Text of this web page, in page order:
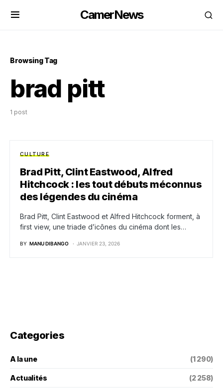
CamerNews
Browsing Tag
brad pitt
1 post
CULTURE
Brad Pitt, Clint Eastwood, Alfred
Hitchcock : les tout débuts méconnus
des légendes du cinéma
Brad Pitt, Clint Eastwood et Alfred Hitchcock forment, à
first view, une triade d’icônes du cinéma dont les…
BY MANU DIBANGO JANVIER 23, 2026
Categories
A la une (1 290)
Actualités (2 258)